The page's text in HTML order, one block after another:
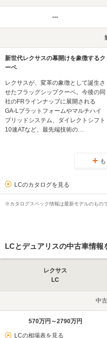
---
新世代レクサスの幕開けを象徴するク
ーペ
レクサスが、変革の象徴として誕生さ
せたフラッグシップクーペ。今後の同
社のFRラインナップに展開される
GA-Lプラットフォームやマルチハイ
ブリッドシステム、ダイレクトシフト
10速ATなど、最先端技術の…
LCのカタログを見る
※カタログスペック情報は最新モデルのもので
LCとデュアリスの中古車情報
レクサス
LC
中
570万円～2790万円
LCの相場表を見る